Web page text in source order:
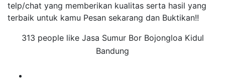
telp/chat yang memberikan kualitas serta hasil yang
terbaik untuk kamu Pesan sekarang dan Buktikan!!
313 people like Jasa Sumur Bor Bojongloa Kidul
Bandung